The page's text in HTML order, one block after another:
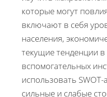
которые могут
включают в себя
населения,
текущие тенденции в
вспомогательных
использовать
сильные и слабые